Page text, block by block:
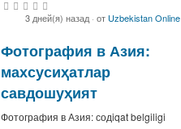
3 дней(я) назад· от Uzbekistan Online
Фотография в Азия:
махсусиҳатлар
савдошуҳият
Фотография в Азия: содiqat belgiligi